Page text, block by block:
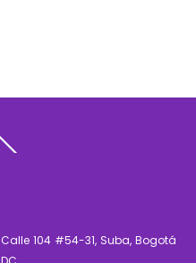
To
Calle 104 #54-31, Suba, Bogotá